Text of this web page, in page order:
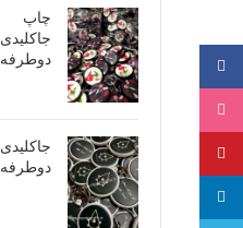
چاپ
جاکلیدی
دوطرفه
جاکلیدی
دوطرفه
فیسبوک
اینستاگرام
پینترست
لینکدین